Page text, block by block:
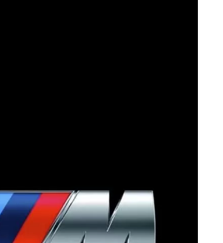
Tweet